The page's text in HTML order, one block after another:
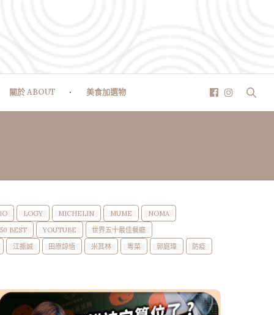
關於 ABOUT 美食加選物
LOGY MICHELIN MUME
NOMA
BEST YOUTUBE
世界五十最佳餐廳
江振誠 田原諒悟 米其林 粵菜 郭庭瑋
防疫